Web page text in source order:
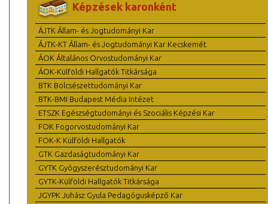
Képzések karonként
ÁJTK Állam- és Jogtudományi Kar
ÁJTK-KT Állam- és Jogtudományi Kar Kecskemét
ÁOK Általános Orvostudományi Kar
ÁOK-Külföldi Hallgatók Titkársága
BTK Bölcsészettudományi Kar
BTK-BMI Budapest Média Intézet
ETSZK Egészségtudományi és Szociális Képzési Kar
FOK Fogorvostudományi Kar
FOK-K Külföldi Hallgatók
GTK Gazdaságtudományi Kar
GYTK Gyógyszerésztudományi Kar
GYTK-Külföldi Hallgatók Titkársága
JGYPK Juhász Gyula Pedagógusképző Kar